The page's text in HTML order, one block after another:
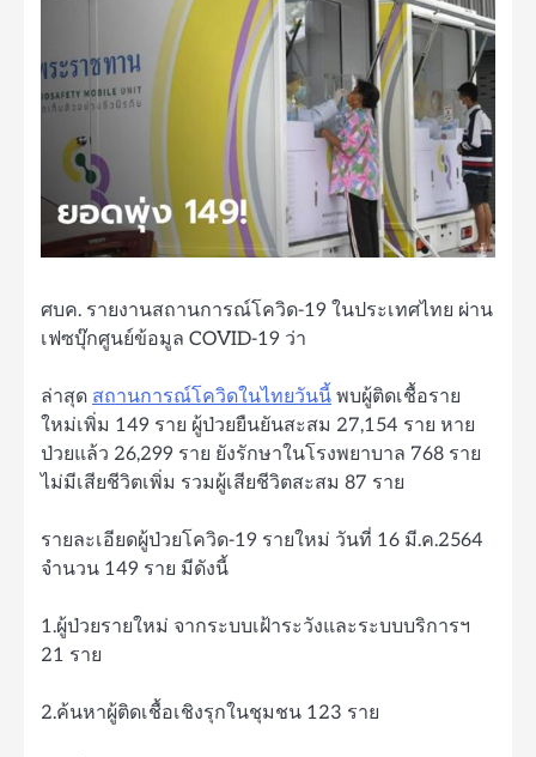
ศบค. รายงานสถานการณ์โควิด-19 ในประเทศไทย ผ่าน
เฟซบุ๊กศูนย์ข้อมูล COVID-19 ว่า
ล่าสุด สถานการณ์โควิดในไทยวันนี้ พบผู้ติดเชื้อราย
ใหม่เพิ่ม 149 ราย ผู้ป่วยยืนยันสะสม 27,154 ราย หาย
ป่วยแล้ว 26,299 ราย ยังรักษาในโรงพยาบาล 768 ราย
ไม่มีเสียชีวิตเพิ่ม รวมผู้เสียชีวิตสะสม 87 ราย
รายละเอียดผู้ป่วยโควิด-19 รายใหม่ วันที่ 16 มี.ค.2564
จำนวน 149 ราย มีดังนี้
1.ผู้ป่วยรายใหม่ จากระบบเฝ้าระวังและระบบบริการฯ
21 ราย
2.ค้นหาผู้ติดเชื้อเชิงรุกในชุมชน 123 ราย